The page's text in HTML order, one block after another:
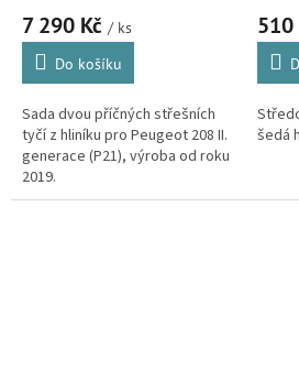
7 290 Kč / ks
Do košíku
Sada dvou příčných střešních
tyčí z hliníku pro Peugeot 208 II.
generace (P21), výroba od roku
2019.
510
šedá